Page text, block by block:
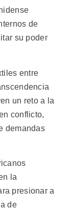
de
su poder
entre
un reto a la
conflicto,
demandas
la
presionar a
de